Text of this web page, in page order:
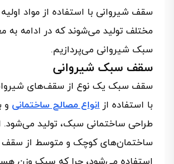
سقف شیروانی با استفاده از مواد
مختلف تولید می‌شوند که در ادامه به
سبک شیروانی می‌پردازیم.
سقف سبک شیروانی
سقف سبک یک نوع از سقف‌های
با استفاده از انواع مصالح ساختمانی و
طراحی ساختمانی سبک، تولید می‌شود.
ساختمان‌های کوچک و متوسط از